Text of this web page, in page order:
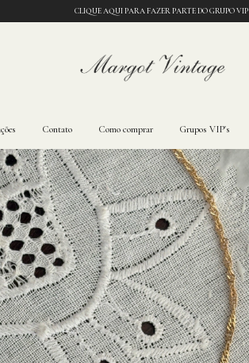
CLIQUE AQUI PARA FAZER PARTE DO GRUPO VIP
Contato Como comprar Grupos VIP's